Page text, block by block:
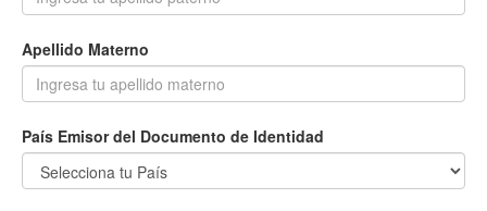
Apellido Materno
País Emisor del Documento de Identidad